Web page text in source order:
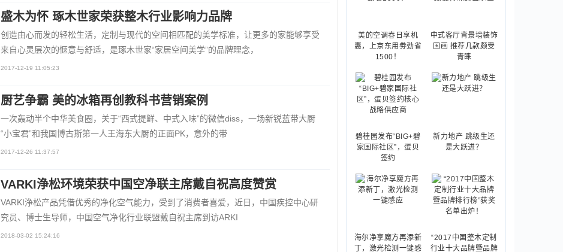
盛木为怀 琢木世家荣获整木行业影响力品牌
创造由心而发的轻松生活，定制与现代的空间相匹配的美学标准，让更多的家能够享受
来自心灵层次的惬意与舒适，是琢木世家“家居空间美学”的品牌理念，
2017-12-19 11:05:23
厨艺争霸 美的冰箱再创教科书营销案例
一次轰动半个中华美食圈，关于“西式提鲜、中式入味”的微信diss，一场新锐蓝带大厨
“小宝君”和我国博古斯第一人王海东大厨的正面PK，意外的带
2017-12-26 11:37:57
VARKI浄松环境荣获中国空净联主席戴自祝高度赞赏
VARKI浄松产品凭借优秀的净化空气能力，受到了消费者喜爱，近日，中国疾控中心研
究员、博士生导师，中国空气净化行业联盟戴自祝主席到访ARKI
2018-03-02 15:24:16
美的空调春日享机
惠，上京东用劵劲省
1500！
中式客厅背景墙装饰
国画 推荐几款颇受
青睐
碧桂园发布“BIG+碧
家国际社区”，蛋贝
签约
新力地产 跳级生还
是大跃进？
海尔净享魔方再添新
丁，激光检测一键感
“2017中国整木定制
行业十大品牌暨品牌